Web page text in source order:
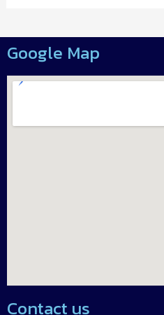
Google Map
Contact us